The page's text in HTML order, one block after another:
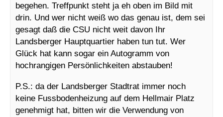
begehen. Treffpunkt steht ja eh oben im Bild mit
drin. Und wer nicht weiß wo das genau ist, dem sei
gesagt daß die CSU nicht weit davon Ihr
Landsberger Hauptquartier haben tun tut. Wer
Glück hat kann sogar ein Autogramm von
hochrangigen Persönlichkeiten abstauben!
P.S.: da der Landsberger Stadtrat immer noch
keine Fussbodenheizung auf dem Hellmair Platz
genehmigt hat, bitten wir die Verwendung von